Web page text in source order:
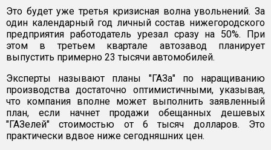
Это будет уже третья кризисная волна увольнений. За
один календарный год личный состав нижегородского
предприятия работодатель урезал сразу на 50%. При
этом в третьем квартале автозавод планирует
выпустить примерно 23 тысячи автомобилей.
Эксперты называют планы "ГАЗа" по наращиванию
производства достаточно оптимистичными, указывая,
что компания вполне может выполнить заявленный
план, если начнет продажи обещанных дешевых
"ГАЗелей" стоимостью от 6 тысяч долларов. Это
практически вдвое ниже сегодняшних цен.